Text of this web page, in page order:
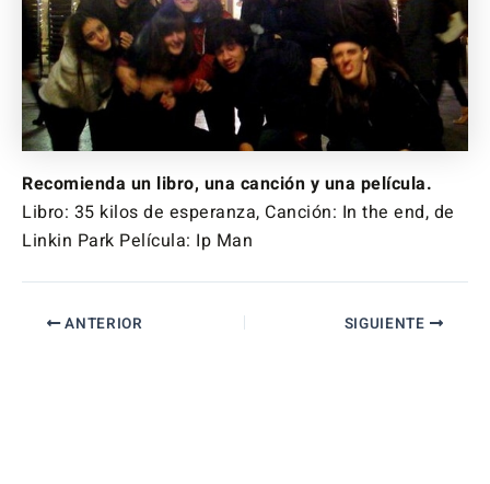
Recomienda un libro, una canción y una película.
Libro: 35 kilos de esperanza, Canción: In the end, de
Linkin Park Película: Ip Man
ANTERIOR SIGUIENTE